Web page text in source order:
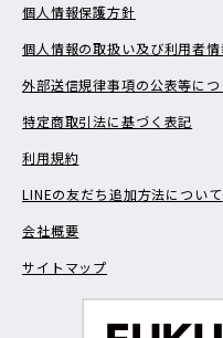
個人情報保護方針
個人情報の取扱い及び利用者
外部送信規律事項の公表等につ
特定商取引法に基づく表記
利用規約
LINEの友だち追加方法について
会社概要
サイトマップ